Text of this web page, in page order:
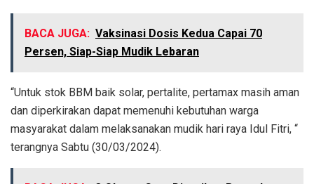
BACA JUGA: Vaksinasi Dosis Kedua Capai 70
Persen, Siap-Siap Mudik Lebaran
“Untuk stok BBM baik solar, pertalite, pertamax masih aman
dan diperkirakan dapat memenuhi kebutuhan warga
masyarakat dalam melaksanakan mudik hari raya Idul Fitri, “
terangnya Sabtu (30/03/2024).